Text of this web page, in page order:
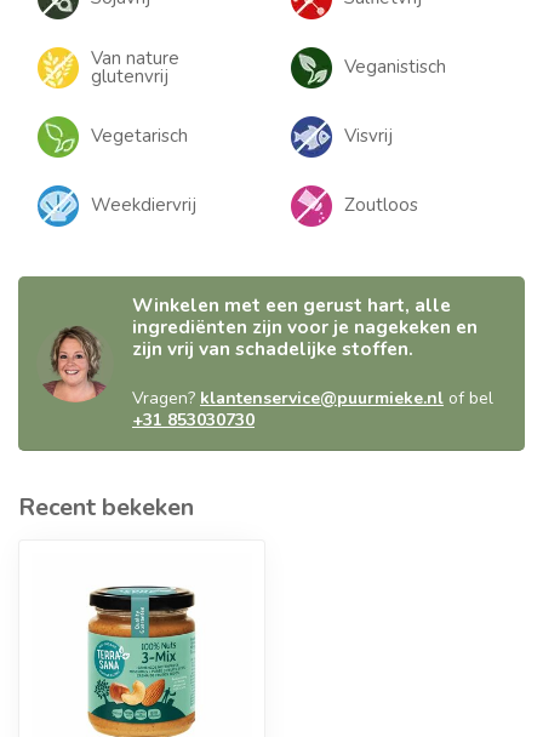
Van nature
glutenvrij Veganistisch
Vegetarisch Visvrij
Weekdiervrij Zoutloos
Winkelen met een gerust hart, alle
ingrediënten zijn voor je nagekeken en
zijn vrij van schadelijke stoffen.
Vragen? klantenservice@puurmieke.nl of bel
+31 853030730
Recent bekeken